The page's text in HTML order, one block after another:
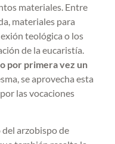
materiales. Entre
materiales para
teológica o los
de la eucaristía.
por primera vez un
se aprovecha esta
las vocaciones
arzobispo de